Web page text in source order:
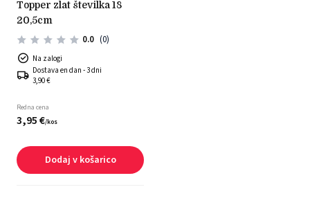
topper zlat številka 18
20,5cm
0.0 (0)
Na zalogi
Dostava en dan - 3 dni
3,90 €
Redna cena
3,95€/kos
Dodaj v košarico